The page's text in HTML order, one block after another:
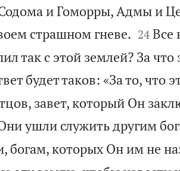
и Гоморры, Адмы и
страшном гневе.
24 Все
так с этой землей? За
будет таков: «За то, что
завет, который Он
ушли служить другим
богам, которых Он им не